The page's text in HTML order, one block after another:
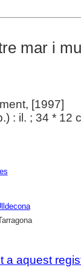
mar i
[1997]
: il. ; 34 * 12
a aquest